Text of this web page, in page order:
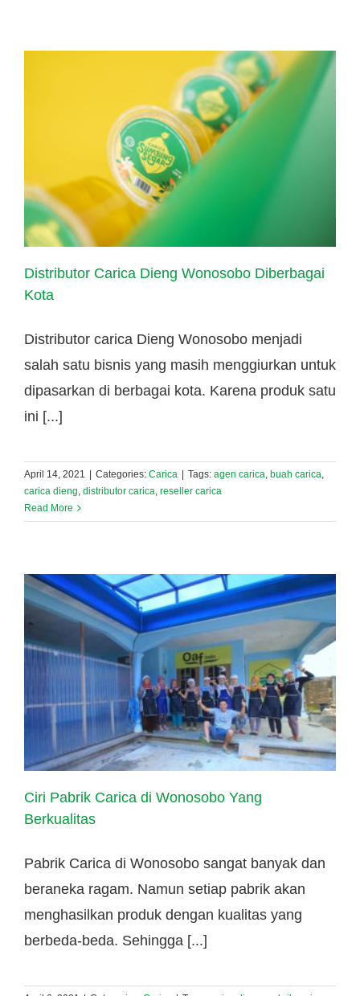
Distributor Carica Dieng Wonosobo Diberbagai
Kota
Distributor carica Dieng Wonosobo menjadi
salah satu bisnis yang masih menggiurkan untuk
dipasarkan di berbagai kota. Karena produk satu
ini [...]
April 14, 2021 Categories: Carica Tags: agen carica, buah carica,
carica dieng, distributor carica, reseller carica
Read More
Ciri Pabrik Carica di Wonosobo Yang
Berkualitas
Pabrik Carica di Wonosobo sangat banyak dan
beraneka ragam. Namun setiap pabrik akan
menghasilkan produk dengan kualitas yang
berbeda-beda. Sehingga [...]